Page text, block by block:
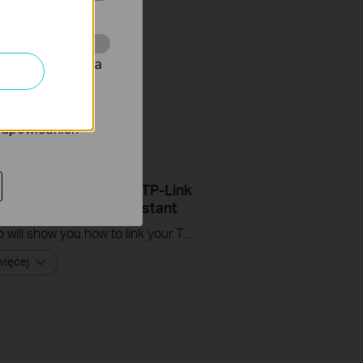
How to Link your TP-Link
to Google Assistant
co umożliwia
reklamowych